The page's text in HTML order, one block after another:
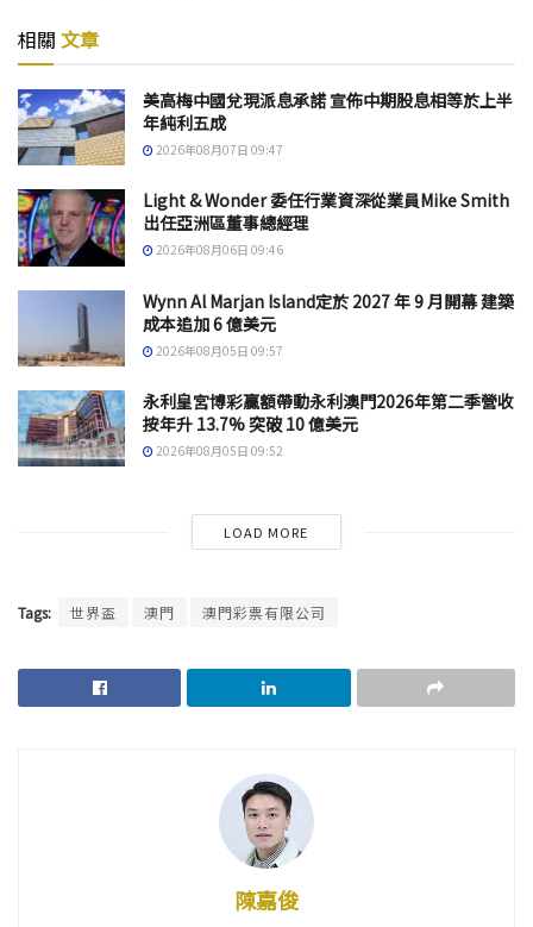
相關 文章
美高梅中國兌現派息承諾 宣佈中期股息相等於上半
年純利五成
2026年08月07日 09:47
Light & Wonder 委任行業資深從業員Mike Smith
出任亞洲區董事總經理
2026年08月06日 09:46
Wynn Al Marjan Island定於 2027 年 9 月開幕 建築
成本追加 6 億美元
2026年08月05日 09:57
永利皇宮博彩贏額帶動永利澳門2026年第二季營收
按年升 13.7% 突破 10 億美元
2026年08月05日 09:52
LOAD MORE
Tags: 世界盃 澳門 澳門彩票有限公司
陳嘉俊